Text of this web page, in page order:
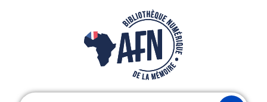
Rechercher